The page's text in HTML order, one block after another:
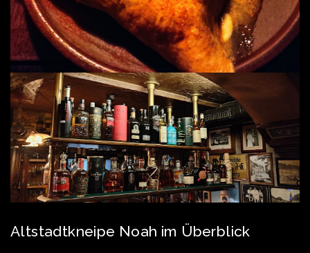
Altstadtkneipe Noah im Überblick